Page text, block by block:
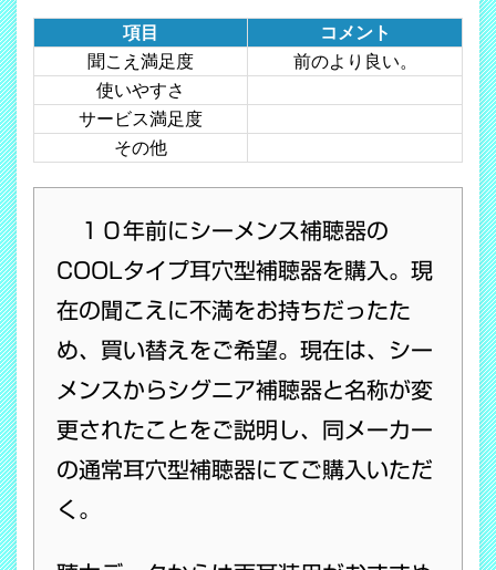
項目
コメント
聞こえ満足度
前のより良い。
使いやすさ
サービス満足度
その他
１０年前にシーメンス補聴器の
COOLタイプ耳穴型補聴器を購入。現
在の聞こえに不満をお持ちだったた
め、買い替えをご希望。現在は、シー
メンスからシグニア補聴器と名称が変
更されたことをご説明し、同メーカー
の通常耳穴型補聴器にてご購入いただ
く。